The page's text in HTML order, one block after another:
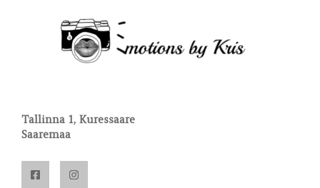
Tallinna 1, Kuressaare
Saaremaa